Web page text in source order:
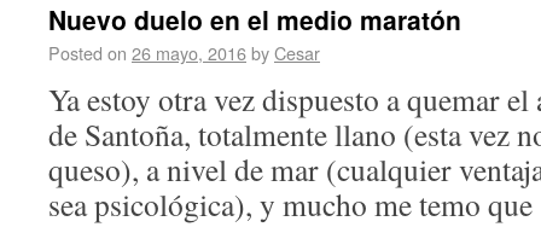
Nuevo duelo en el medio maratón
Posted on 26 mayo, 2016byCesar
Ya estoy otra vez dispuesto a quemar
de Santoña, totalmente llano (esta vez
queso), a nivel de mar (cualquier
sea psicológica), y mucho me temo